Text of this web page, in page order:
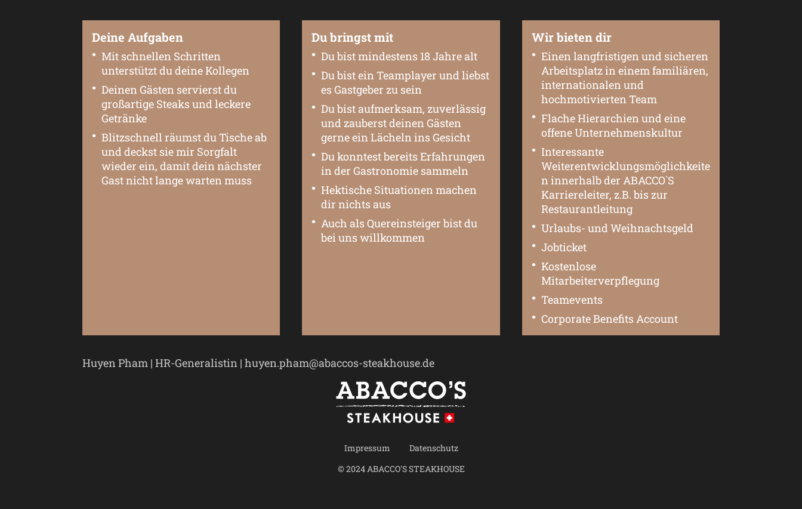
Deine Aufgaben
Mit schnellen Schritten
unterstützt du deine Kollegen
Deinen Gästen servierst du
großartige Steaks und leckere
Getränke
Blitzschnell räumst du Tische ab
und deckst sie mir Sorgfalt
wieder ein, damit dein nächster
Gast nicht lange warten muss
Du bringst mit
Du bist mindestens 18 Jahre alt
Du bist ein Teamplayer und liebst
es Gastgeber zu sein
Du bist aufmerksam, zuverlässig
und zauberst deinen Gästen
gerne ein Lächeln ins Gesicht
Du konntest bereits Erfahrungen
in der Gastronomie sammeln
Hektische Situationen machen
dir nichts aus
Auch als Quereinsteiger bist du
bei uns willkommen
Wir bieten dir
Einen langfristigen und sicheren
Arbeitsplatz in einem familiären,
internationalen und
hochmotivierten Team
Flache Hierarchien und eine
offene Unternehmenskultur
Interessante
Weiterentwicklungsmöglichkeite
n innerhalb der ABACCO`S
Karriereleiter, z.B. bis zur
Restaurantleitung
Urlaubs- und Weihnachtsgeld
Jobticket
Kostenlose
Mitarbeiterverpflegung
Teamevents
Corporate Benefits Account
Huyen Pham | HR-Generalistin | huyen.pham@abaccos-steakhouse.de
Impressum
Datenschutz
© 2024 ABACCO'S STEAKHOUSE